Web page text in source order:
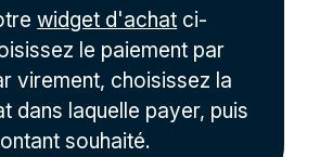
widget d'achat ci-
le paiement par
virement, choisissez la
dans laquelle payer, puis
souhaité.